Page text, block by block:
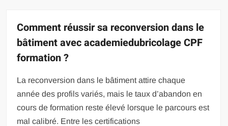
Comment réussir sa reconversion dans le
bâtiment avec academiedubricolage CPF
formation ?
La reconversion dans le bâtiment attire chaque
année des profils variés, mais le taux d’abandon en
cours de formation reste élevé lorsque le parcours est
mal calibré. Entre les certifications